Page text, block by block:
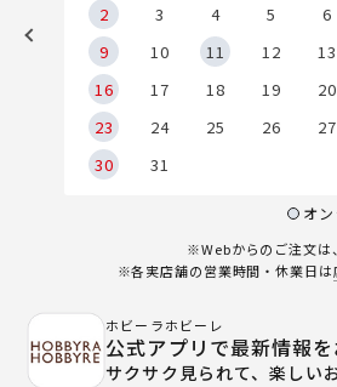
2
3 4 5 6
9
10 11 12 13
16
17 18 19 20
23
24 25 26 27
30
31
オ
※Webからのご注文は
※各実店舗の営業時間・休業日は
ホビーラホビーレ
公式アプリで最新情報を
サクサク見られて、楽しい